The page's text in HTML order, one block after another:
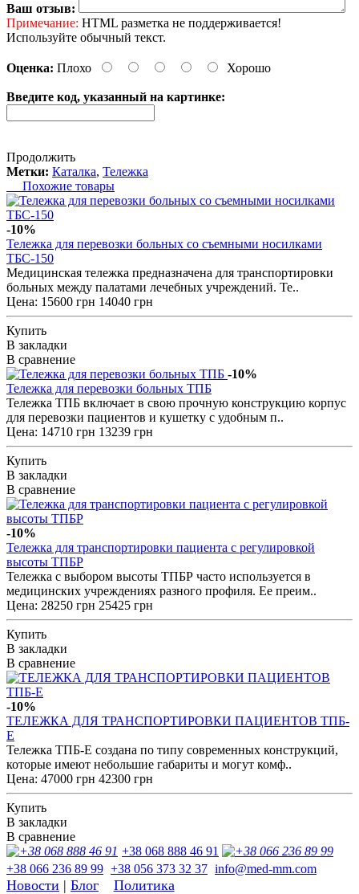
Ваш отзыв:
Примечание: HTML разметка не поддерживается!
Используйте обычный текст.
Оценка: Плохо Хорошо
Введите код, указанный на картинке:
Продолжить
Метки: Каталка, Тележка
Похожие товары
-10%
Тележка для перевозки больных со съемными носилками
ТБС-150
Медицинская тележка предназначена для транспортировки
больных между палатами лечебных учреждений. Те..
Цена: 15600 грн 14040 грн
Купить
В закладки
В сравнение
-10%
Тележка для перевозки больных ТПБ
Тележка ТПБ включает в свою прочную конструкцию корпус
для перевозки пациентов и кушетку с удобным п..
Цена: 14710 грн 13239 грн
Купить
В закладки
В сравнение
-10%
Тележка для транспортировки пациента с регулировкой
высоты ТПБР
Тележка с выбором высоты ТПБР часто используется в
медицинских учреждениях разного профиля. Ее преим..
Цена: 28250 грн 25425 грн
Купить
В закладки
В сравнение
-10%
ТЕЛЕЖКА ДЛЯ ТРАНСПОРТИРОВКИ ПАЦИЕНТОВ ТПБ-
Е
Тележка ТПБ-Е создана по типу современных конструкций,
которые имеют небольшие габариты и могут комф..
Цена: 47000 грн 42300 грн
Купить
В закладки
В сравнение
+38 068 888 46 91
+38 066 236 89 99 +38 056 373 32 37 info@med-mm.com
Новости | Блог
Политика